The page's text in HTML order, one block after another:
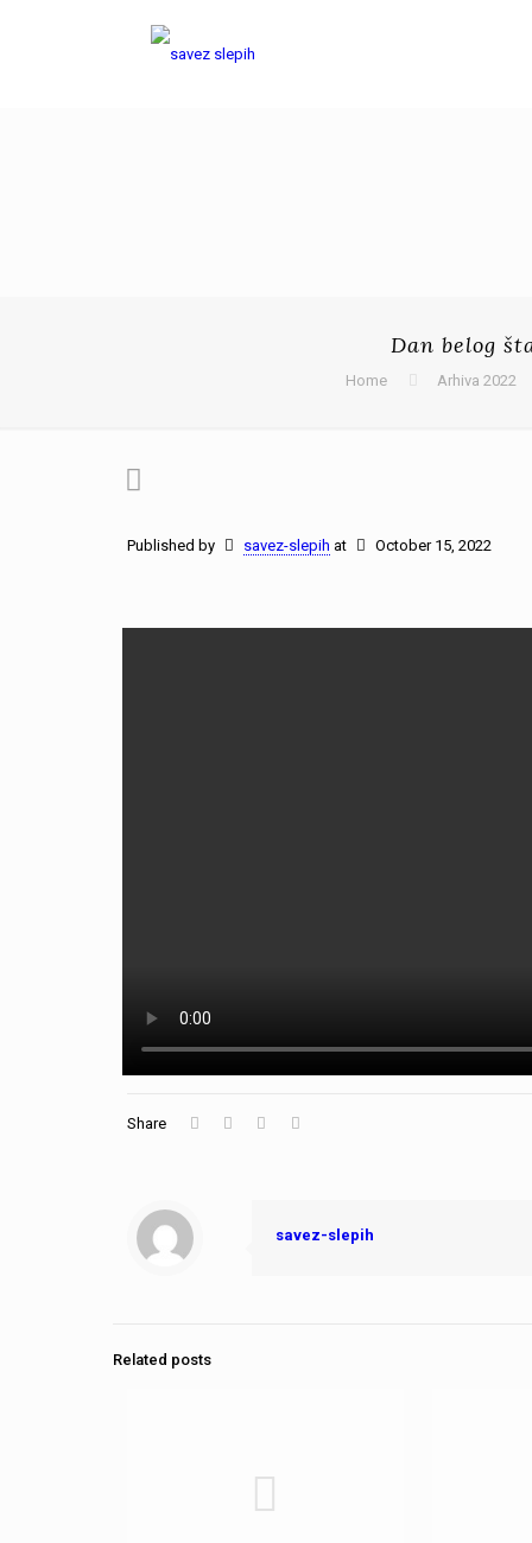
Dan belog
Home Arhiva 2022
Published by savez-slepih at October 15, 2022
Share
savez-slepih
Related posts